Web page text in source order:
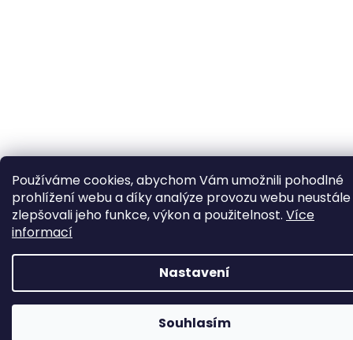
Používáme cookies, abychom Vám umožnili pohodlné
prohlížení webu a díky analýze provozu webu neustále
zlepšovali jeho funkce, výkon a použitelnost. Více
informací
Nastavení
Souhlasím
📦 Minimální objednávka již od 600 Kč bez DPH • Rychlý nákup
zdravotnického materiálu na jednom místě. Posíláme i na